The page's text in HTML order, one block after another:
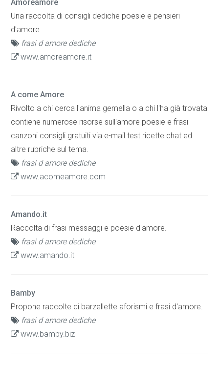
Amoreamore
Una raccolta di consigli dediche poesie e pensieri
d'amore.
frasi d amore dediche
www.amoreamore.it
A come Amore
Rivolto a chi cerca l'anima gemella o a chi l'ha già trovata
contiene numerose risorse sull'amore poesie e frasi
canzoni consigli gratuiti via e-mail test ricette chat ed
altre rubriche sul tema.
frasi d amore dediche
www.acomeamore.com
Amando.it
Raccolta di frasi messaggi e poesie d'amore.
frasi d amore dediche
www.amando.it
Bamby
Propone raccolte di barzellette aforismi e frasi d'amore.
frasi d amore dediche
www.bamby.biz